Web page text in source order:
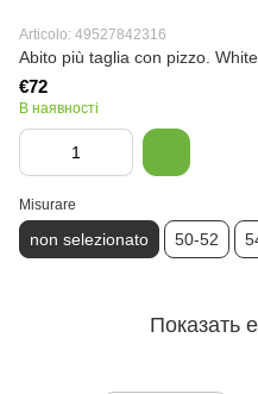
Articolo: 49527842316
Abito più taglia con pizzo.
€72
В наявності
Misurare
non selezionato 50-52
Показать